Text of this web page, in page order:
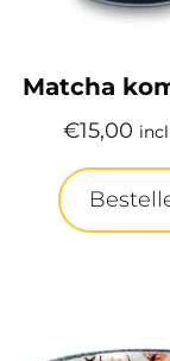
Matcha
€15,00